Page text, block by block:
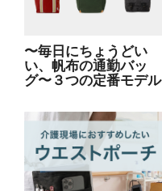
〜毎日にちょうどい
い、帆布の通勤バッ
グ〜３つの定番モデル